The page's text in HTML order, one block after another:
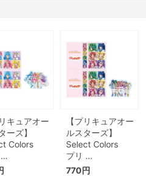
リキュアオー
ーズ】
Colors
…
【プリキュアオー
ルスターズ】
Select Colors
プリ …
770円